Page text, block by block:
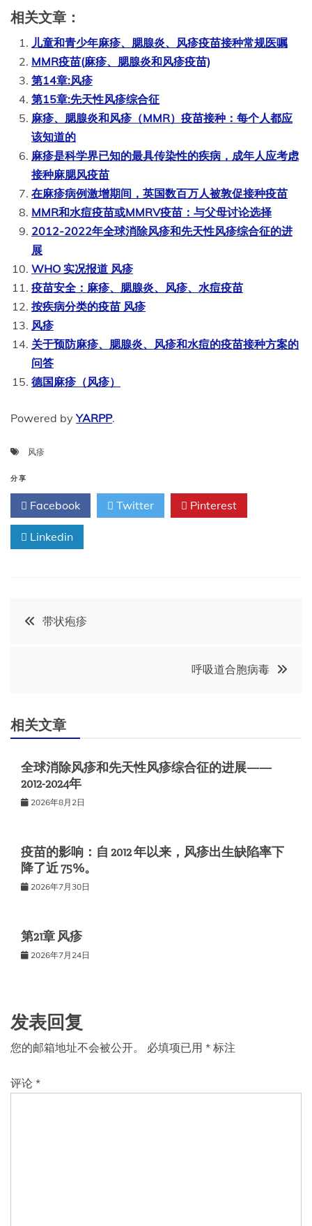
相关文章：
儿童和青少年麻疹、腮腺炎、风疹疫苗接种常规医嘱
MMR疫苗(麻疹、腮腺炎和风疹疫苗)
第14章:风疹
第15章:先天性风疹综合征
麻疹、腮腺炎和风疹（MMR）疫苗接种：每个人都应
该知道的
麻疹是科学界已知的最具传染性的疾病，成年人应考虑
接种麻腮风疫苗
在麻疹病例激增期间，英国数百万人被敦促接种疫苗
MMR和水痘疫苗或MMRV疫苗：与父母讨论选择
2012-2022年全球消除风疹和先天性风疹综合征的进
展
WHO 实况报道 风疹
疫苗安全：麻疹、腮腺炎、风疹、水痘疫苗
按疾病分类的疫苗 风疹
风疹
关于预防麻疹、腮腺炎、风疹和水痘的疫苗接种方案的
问答
德国麻疹（风疹）
Powered byYARPP.
风疹
分享
Facebook Twitter Pinterest
Linkedin
文
航
带状疱疹
呼吸道合胞病毒
相关文章
全球消除风疹和先天性风疹综合征的进展——
2012-2024年
2026年8月2日
疫苗的影响：自 2012 年以来，风疹出生缺陷率下
降了近 75%。
2026年7月30日
第21章 风疹
2026年7月24日
发表回复
您的邮箱地址不会被公开。 必填项已用 * 标注
评论 *